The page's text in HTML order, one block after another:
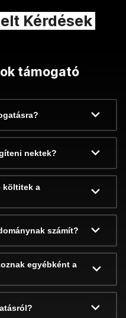
Kérdések
támogató
nektek?
költitek a
számít?
egyébként a